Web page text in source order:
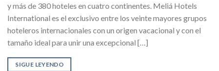
y más de 380 hoteles en cuatro continentes. Meliá Hotels
International es el exclusivo entre los veinte mayores grupos
hoteleros internacionales con un origen vacacional y con el
tamaño ideal para unir una excepcional […]
SIGUE LEYENDO